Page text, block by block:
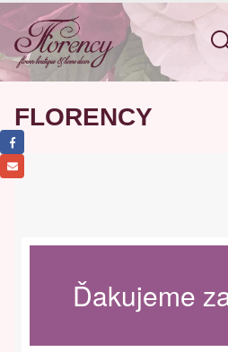
FLORENCY
Ďakujeme